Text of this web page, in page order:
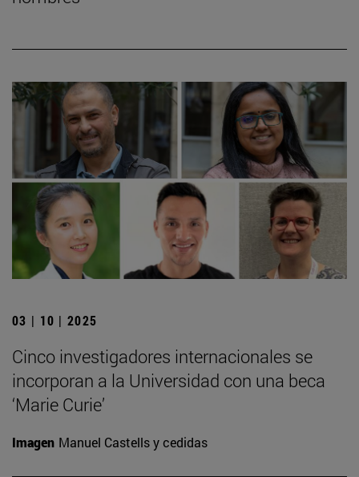
03 | 10 | 2025
Cinco investigadores internacionales se
incorporan a la Universidad con una beca
‘Marie Curie’
Imagen Manuel Castells y cedidas